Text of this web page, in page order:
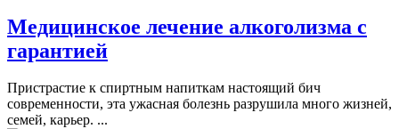
Медицинское лечение алкоголизма с
гарантией
Пристрастие к спиртным напиткам настоящий бич
современности, эта ужасная болезнь разрушила много жизней,
семей, карьер. ...